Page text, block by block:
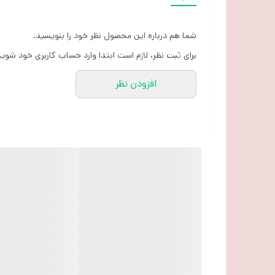
شما هم درباره این محصول نظر خود را بنویسید.
برای ثبت نظر، لازم است ابتدا وارد حساب کاربری خود
افزودن نظر